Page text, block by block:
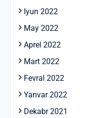
Iyun 2022
May 2022
Aprel 2022
Mart 2022
Fevral 2022
Yanvar 2022
Dekabr 2021